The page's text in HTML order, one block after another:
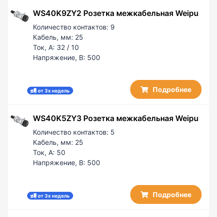
—
50 / 25
60 / 5
60 / 50
100
100 / 50
WS40K9ZY2 Розетка межкабельная Weipu
Количество контактов: 9
Кабель, мм: 25
Ток, А: 32 / 10
Напряжение, В: 500
от 3х недель Подробнее
WS40K5ZY3 Розетка межкабельная Weipu
Количество контактов: 5
Кабель, мм: 25
Ток, А: 50
Напряжение, В: 500
от 3х недель Подробнее